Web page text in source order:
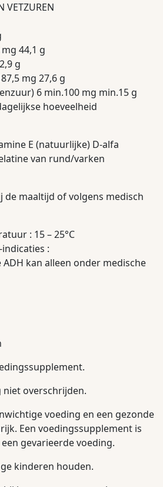
VETZUREN
44,1 g
g
mg 27,6 g
6 min.100 mg min.15 g
hoeveelheid
E (natuurlijke) D-alfa
van rund/varken
de maaltijd of volgens medisch
: 15 – 25°C
:
kan alleen onder medische
overschrijden.
voeding en een gezonde
Een voedingssupplement is
gevarieerde voeding.
kinderen houden.